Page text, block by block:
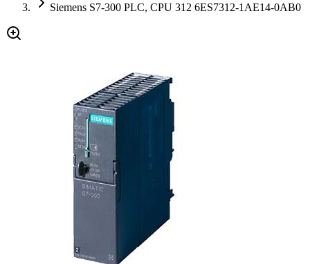
Siemens S7-300 PLC, CPU 312 6ES7312-1AE14-0AB0